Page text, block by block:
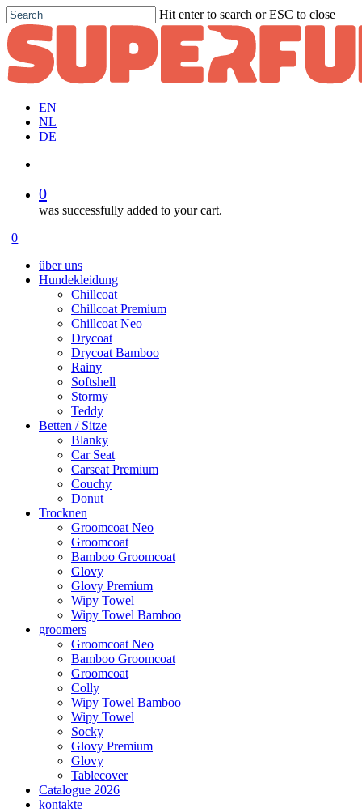
Skip
to
main
content
Hit enter to search or ESC to close
Close
Search
EN
NL
DE
0
was successfully added to your cart.
Menu
account
0
über uns
Hundekleidung
Chillcoat
Chillcoat Premium
Chillcoat Neo
Drycoat
Drycoat Bamboo
Rainy
Softshell
Stormy
Teddy
Betten / Sitze
Blanky
Car Seat
Carseat Premium
Couchy
Donut
Trocknen
Groomcoat Neo
Groomcoat
Bamboo Groomcoat
Glovy
Glovy Premium
Wipy Towel
Wipy Towel Bamboo
groomers
Groomcoat Neo
Bamboo Groomcoat
Groomcoat
Colly
Wipy Towel Bamboo
Wipy Towel
Socky
Glovy Premium
Glovy
Tablecover
Catalogue 2026
kontakte